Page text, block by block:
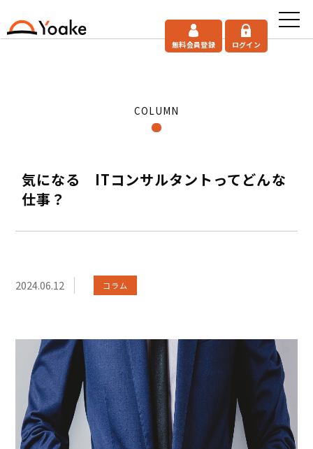
無料会員登録 ログイン
気になる ITコンサルタントってどんな
仕事？
COLUMN
2024.06.12 コラム